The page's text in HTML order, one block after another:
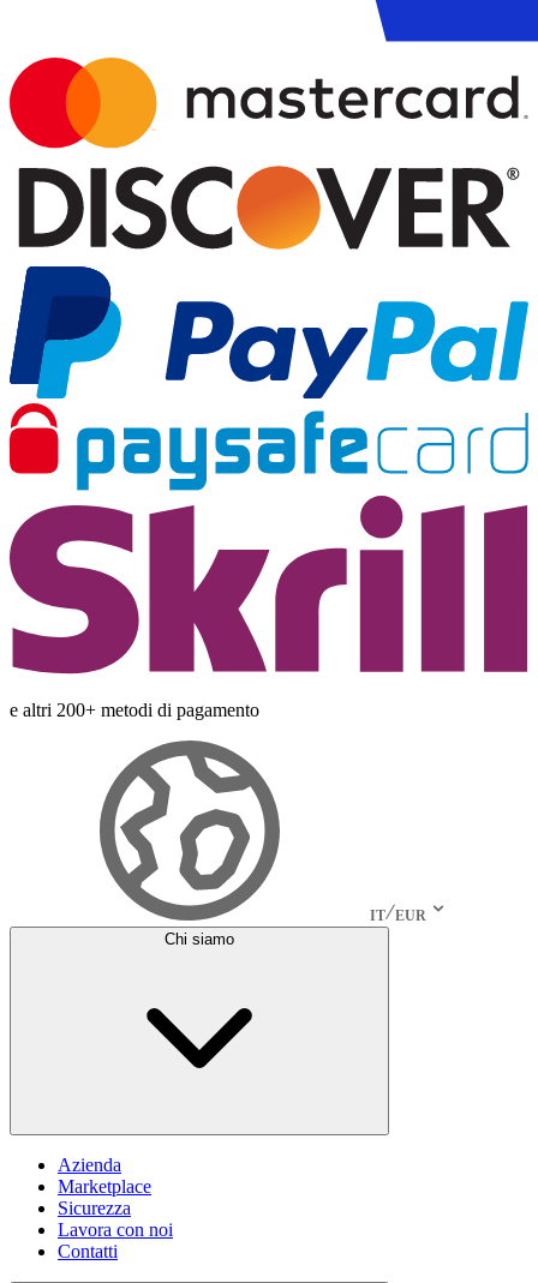
e altri 200+ metodi di pagamento
IT EUR
Chi siamo
Azienda
Marketplace
Sicurezza
Lavora con noi
Contatti